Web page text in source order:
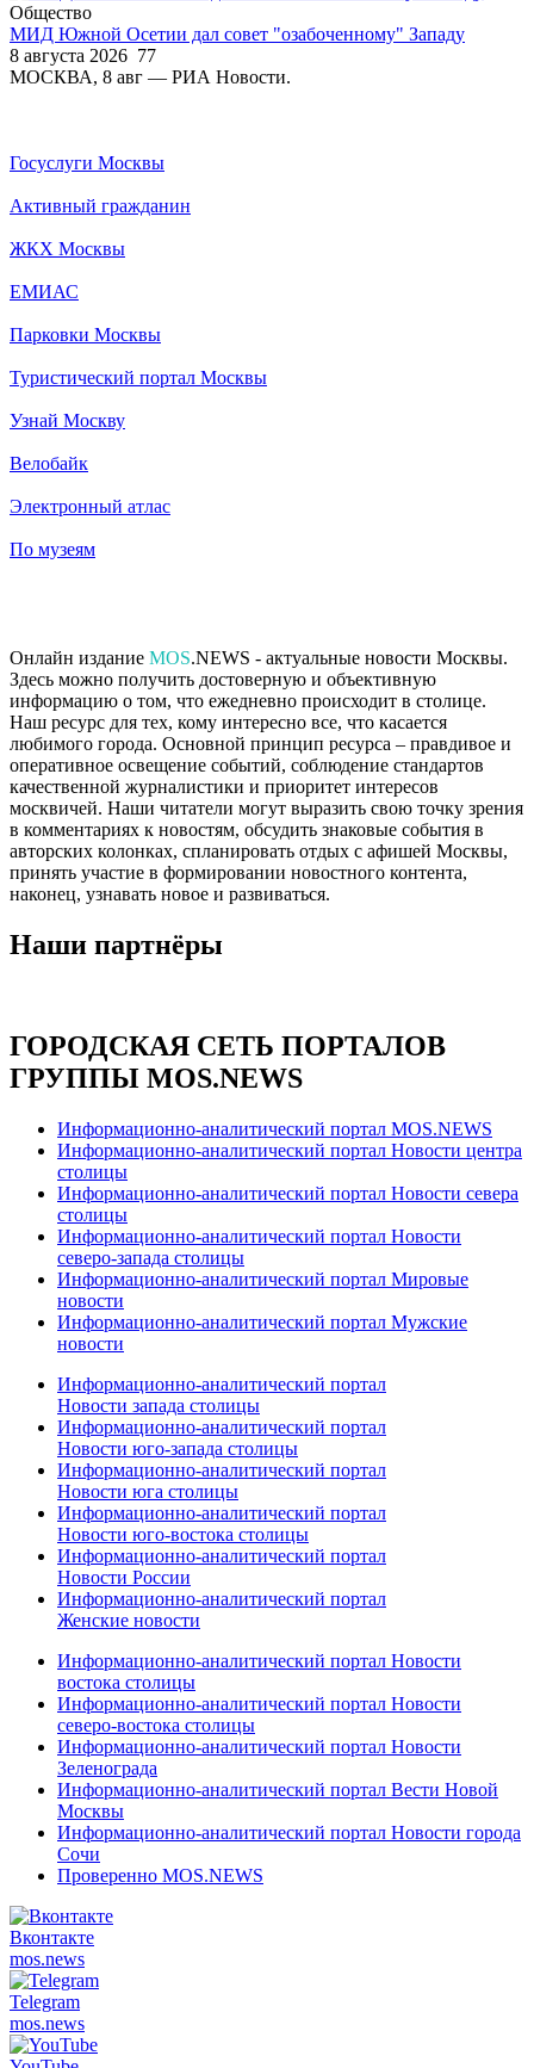
Общество
МИД Южной Осетии дал совет "озабоченному" Западу
8 августа 2026 77
МОСКВА, 8 авг — РИА Новости.
Госуслуги Москвы
Активный гражданин
ЖКХ Москвы
ЕМИАС
Парковки Москвы
Туристический портал Москвы
Узнай Москву
Велобайк
Электронный атлас
По музеям
Онлайн издание MOS.NEWS - актуальные новости Москвы.
Здесь можно получить достоверную и объективную
информацию о том, что ежедневно происходит в столице.
Наш ресурс для тех, кому интересно все, что касается
любимого города. Основной принцип ресурса – правдивое и
оперативное освещение событий, соблюдение стандартов
качественной журналистики и приоритет интересов
москвичей. Наши читатели могут выразить свою точку зрения
в комментариях к новостям, обсудить знаковые события в
авторских колонках, спланировать отдых с афишей Москвы,
принять участие в формировании новостного контента,
наконец, узнавать новое и развиваться.
Наши партнёры
ГОРОДСКАЯ СЕТЬ ПОРТАЛОВ
ГРУППЫ MOS.NEWS
Информационно-аналитический портал MOS.NEWS
Информационно-аналитический портал Новости центра
столицы
Информационно-аналитический портал Новости севера
столицы
Информационно-аналитический портал Новости
северо-запада столицы
Информационно-аналитический портал Мировые
новости
Информационно-аналитический портал Мужские
новости
Информационно-аналитический портал
Новости запада столицы
Информационно-аналитический портал
Новости юго-запада столицы
Информационно-аналитический портал
Новости юга столицы
Информационно-аналитический портал
Новости юго-востока столицы
Информационно-аналитический портал
Новости России
Информационно-аналитический портал
Женские новости
Информационно-аналитический портал Новости
востока столицы
Информационно-аналитический портал Новости
северо-востока столицы
Информационно-аналитический портал Новости
Зеленограда
Информационно-аналитический портал Вести Новой
Москвы
Информационно-аналитический портал Новости города
Сочи
Проверенно MOS.NEWS
Вконтакте
mos.news
Telegram
mos.news